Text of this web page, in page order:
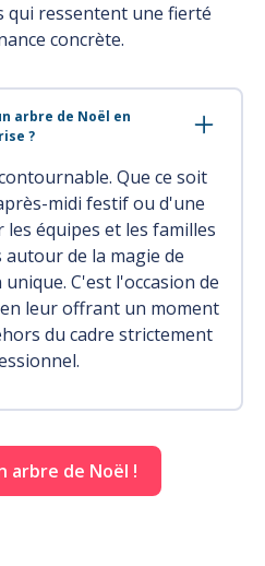
qui ressentent une fierté
concrète.
arbre de Noël en
?
Que ce soit
midi festif ou d'une
équipes et les familles
de la magie de
C'est l'occasion de
leur offrant un moment
du cadre strictement
arbre de Noël !